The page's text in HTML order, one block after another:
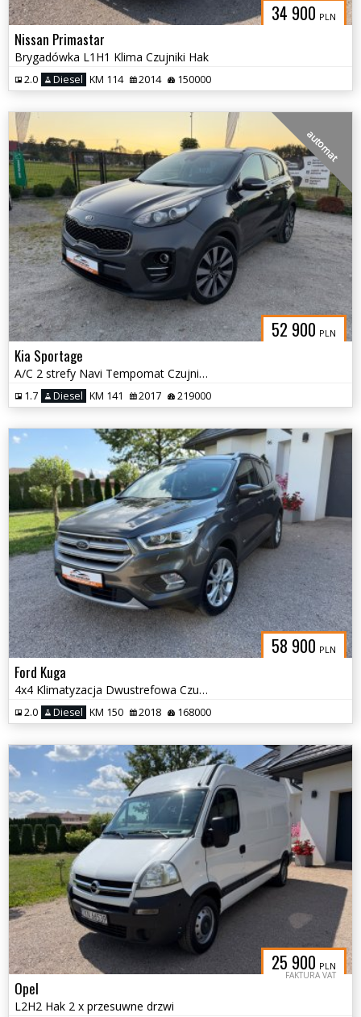
34 900 PLN
Nissan Primastar
Brygadówka L1H1 Klima Czujniki Hak
2.0 Diesel KM 114 2014 150000
52 900 PLN
automat
Kia Sportage
A/C 2 strefy Navi Tempomat Czujniki Kamera Alu 19
1.7 Diesel KM 141 2017 219000
58 900 PLN
Ford Kuga
4x4 Klimatyzacja Dwustrefowa Czujniki Tempomat Nawigacja
2.0 Diesel KM 150 2018 168000
25 900 PLN
FAKTURA VAT
Opel
L2H2 Hak 2 x przesuwne drzwi